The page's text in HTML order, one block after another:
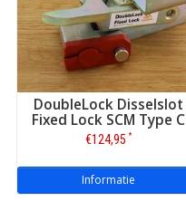
DoubleLock Disselslot
Fixed Lock SCM Type C
€124,95 *
Informatie